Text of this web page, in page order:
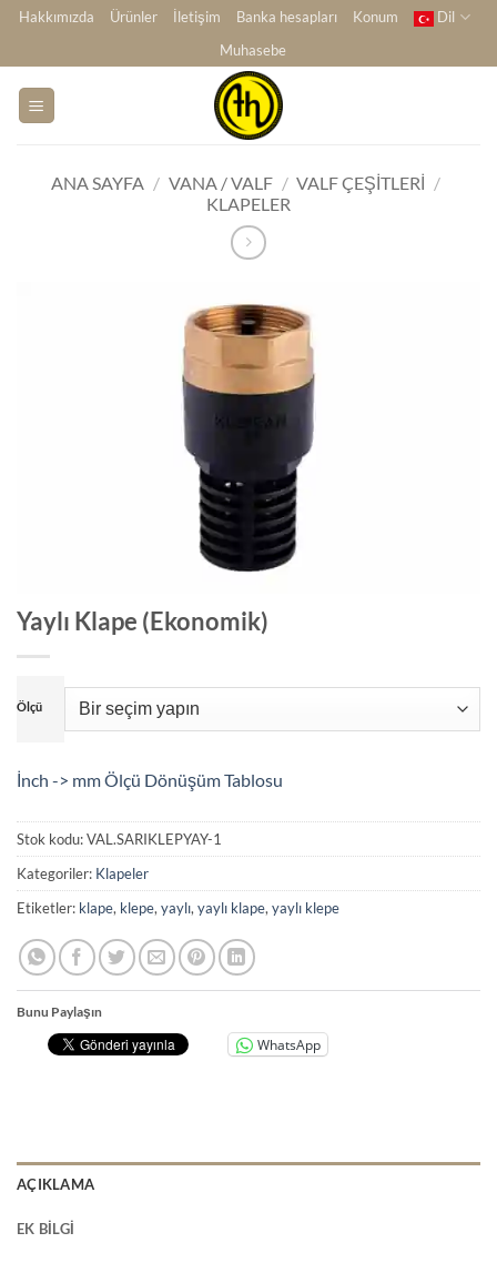
İçeriğe
Hakkımızda Ürünler İletişim Banka hesapları Konum
Dil
Muhasebe
ANA SAYFA / VANA / VALF / VALF ÇEŞITLERI /
KLAPELER
Yaylı Klape (Ekonomik)
Ölçü
İnch -> mm Ölçü Dönüşüm Tablosu
Stok kodu:VAL.SARIKLEPYAY-1
Kategoriler: Klapeler
Etiketler: klape, klepe, yaylı, yaylı klape, yaylı klepe
Bunu Paylaşın
WhatsApp
AÇIKLAMA
EK BILGI